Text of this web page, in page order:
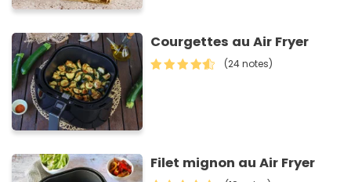
Courgettes au Air Fryer
(24 notes)
Filet mignon au Air Fryer